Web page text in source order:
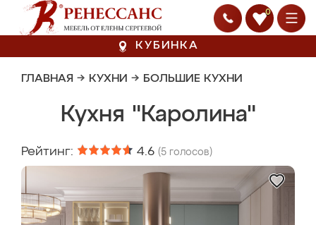
0
КУБИНКА
ГЛАВНАЯ → КУХНИ → БОЛЬШИЕ КУХНИ
Кухня "Каролина"
Рейтинг: 4.6 (5 голосов)